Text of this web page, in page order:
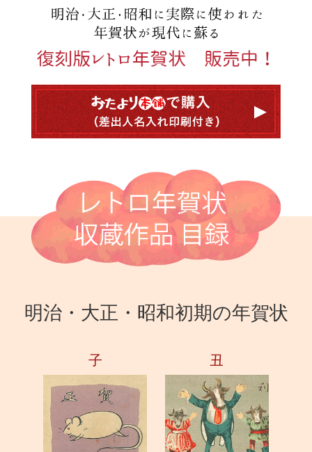
明治・大正・昭和初期の年賀状
子 丑